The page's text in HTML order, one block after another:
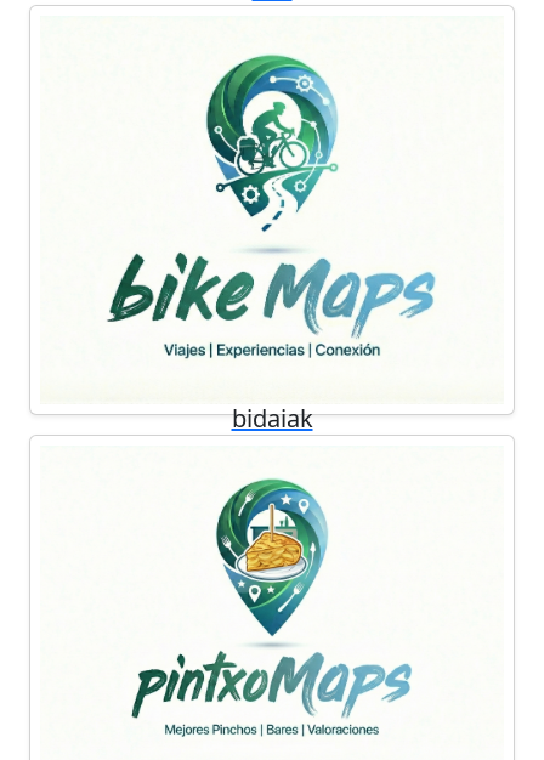
kizomba en un mapa interactivo.
bidaiak
furgoneta alrededor del mundo.